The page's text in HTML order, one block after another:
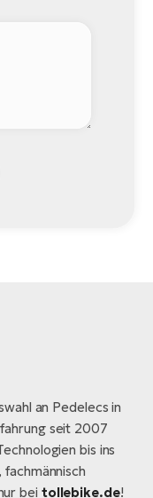
an Pedelecs in
seit 2007
bis ins
bei tollebike.de!